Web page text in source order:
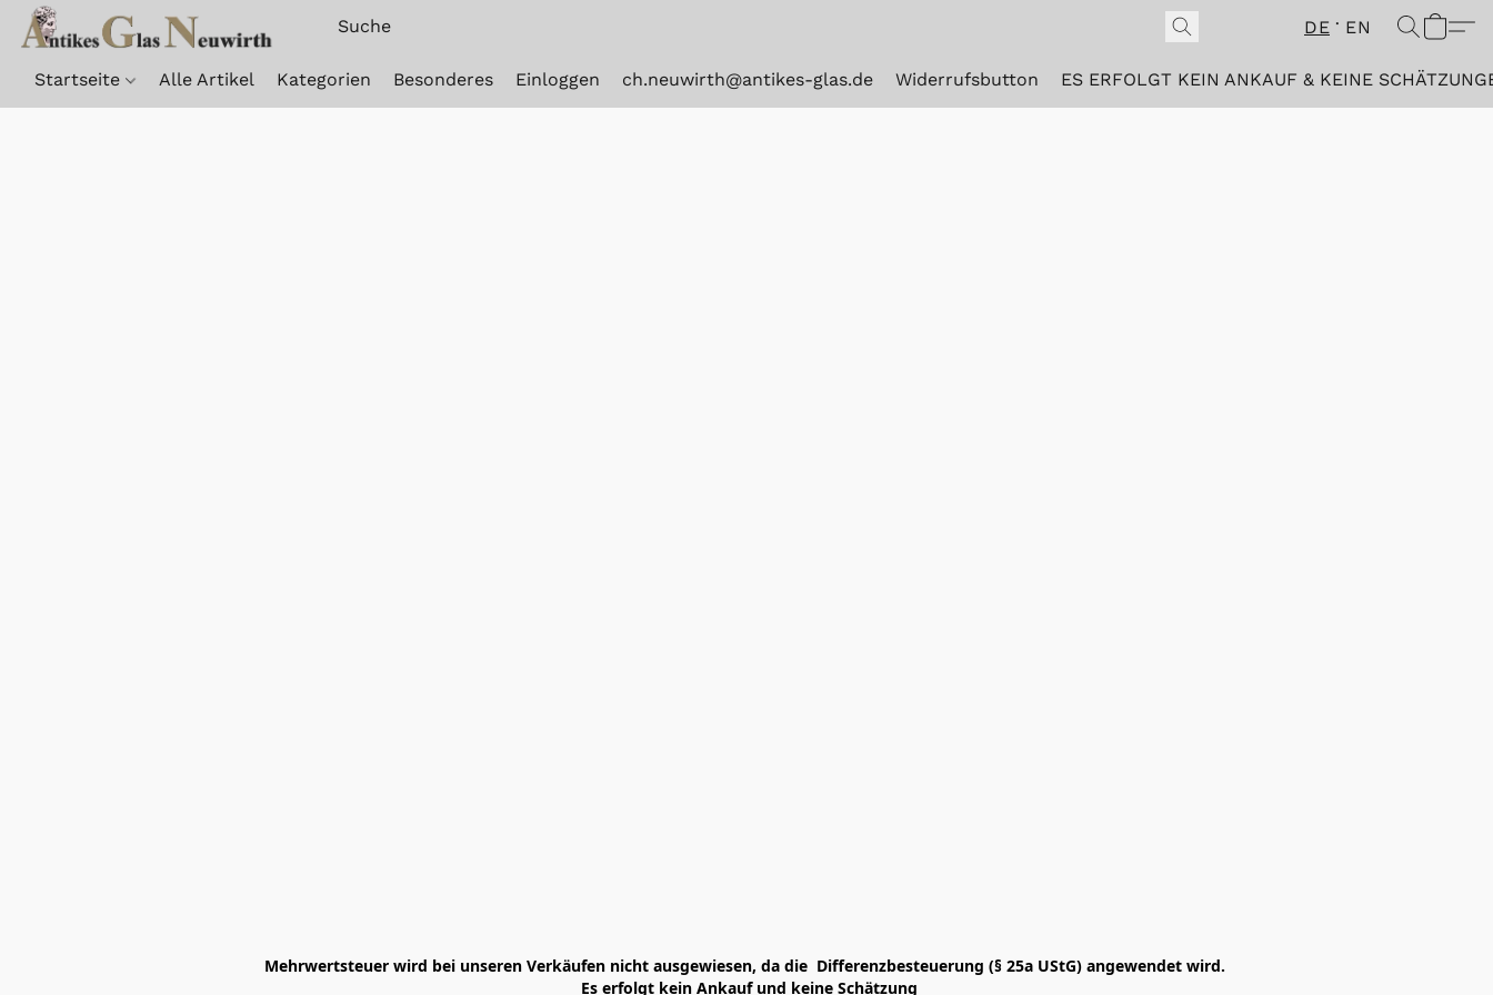
DE EN
Startseite Alle Artikel Kategorien Besonderes Einloggen ch.neuwirth@antikes-glas.de Widerrufsbutton ES ERFOLGT KEIN ANKAUF & KEINE
Mehrwertsteuer wird bei unseren Verkäufen nicht ausgewiesen, da die  Differenzbesteuerung (§ 25a UStG) angewendet wird.